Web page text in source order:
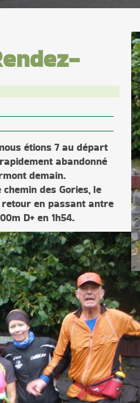
étions 7 au départ
abandonné
demain.
des Gories, le
retour en passant antre
D+ en 1h54.